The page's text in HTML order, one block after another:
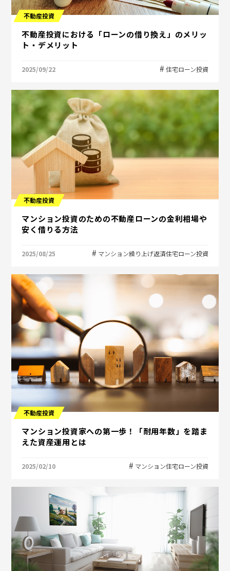
不動産投資
不動産投資における「ローンの借り換え」のメリッ
ト・デメリット
2025/09/22 住宅ローン投資
不動産投資
マンション投資のための不動産ローンの金利相場や
安く借りる方法
2025/08/25 マンション繰り上げ返済住宅ローン投資
不動産投資
マンション投資家への第一歩！「耐用年数」を踏ま
えた資産運用とは
2025/02/10 マンション住宅ローン投資